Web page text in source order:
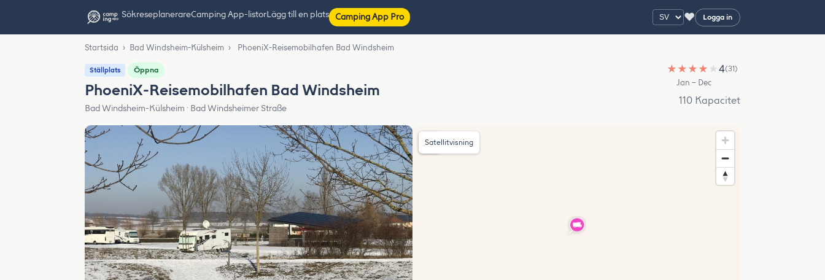
SökreseplanerareCamping App-listorLägg till en plats Camping App Pro ♥ Logga in
Startsida › Bad Windsheim-Külsheim › PhoeniX-Reisemobilhafen Bad Windsheim
Ställplats Öppna
PhoeniX-Reisemobilhafen Bad Windsheim
Bad Windsheim-Külsheim · Bad Windsheimer Straße
★ ★ ★ ★ ★4(31)
Jan – Dec
110 Kapacitet
Satellitvisning